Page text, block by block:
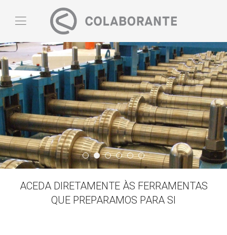
Quem Somos
Slide03Banner05
Banner06
Slide02Banner03
ACEDA DIRETAMENTE ÀS FERRAMENTAS
QUE PREPARAMOS PARA SI